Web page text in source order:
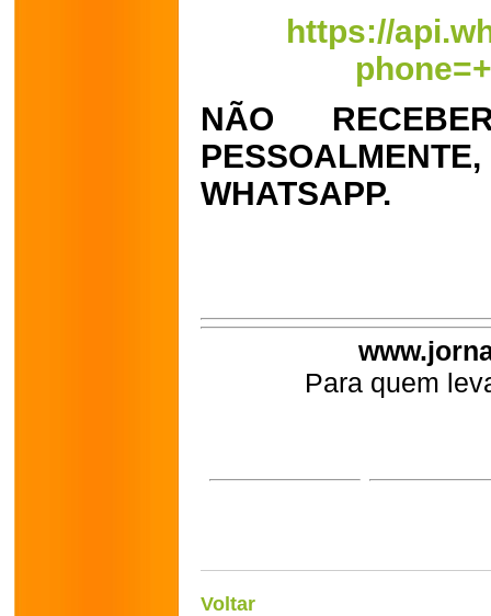
https://
NÃO
WHATSAPP.
Para quem
Voltar